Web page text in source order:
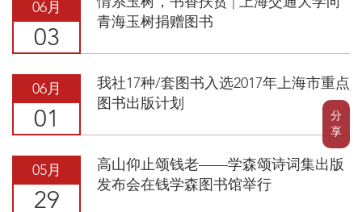
分
享
06月
03
青海玉树捐赠图书
06月
01
我社17种/套图书入选2017年上海市重点
图书出版计划
05月
29
高山仰止颂钱老——学森颂诗词集出版
发布会在钱学森图书馆举行